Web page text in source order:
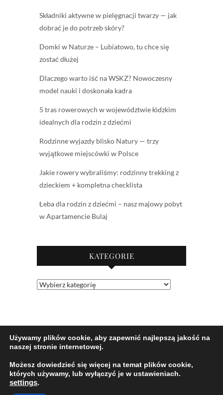
Składniki aktywne w pielęgnacji twarzy — jak
dobrać je do potrzeb skóry?
Domki w Naturze – Lubiatowo, tu chce się
zostać dłużej
Dlaczego warto iść na WSKZ? Nowoczesny
model nauki i doskonała kadra
5 tras rowerowych w województwie łódzkim
idealnych dla rodzin z dziećmi
Rodzinne wyjazdy blisko Natury — trzy
wyjątkowe miejscówki w Polsce
Jakie rowery wybraliśmy: rodzinny trekking z
dzieckiem + kompletna checklista
Łeba dla rodzin z dziećmi – nasz majowy pobyt
w Apartamencie Bulaj
KATEGORIE
Kategorie
Używamy plików cookie, aby zapewnić najlepszą jakość na
naszej stronie internetowej.
Możesz dowiedzieć się więcej na temat plików cookie,
których używamy, lub wyłączyć je w ustawieniach.
settings.